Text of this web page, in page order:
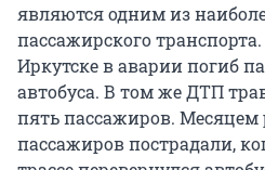
являются одним из
пассажирского
Иркутске в аварии погиб
автобуса. В том же ДТП
пять пассажиров. Месяцем
пассажиров пострадали,